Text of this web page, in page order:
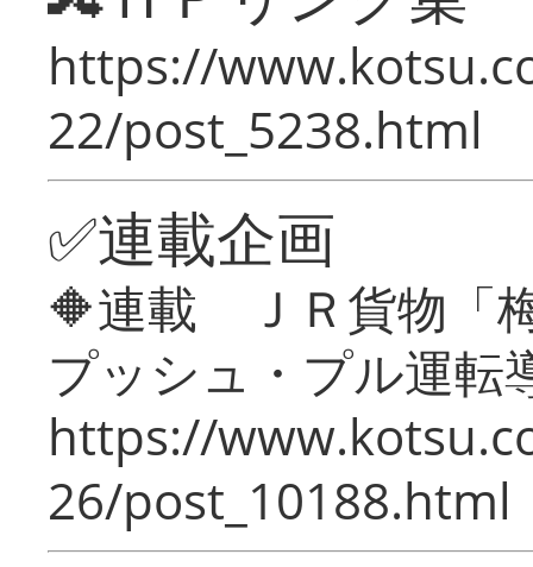
https://
22/post_5238.html
✅連載企画
🔶連載 ＪＲ貨物「
プッシュ・プル運転
https://
26/post_10188.html